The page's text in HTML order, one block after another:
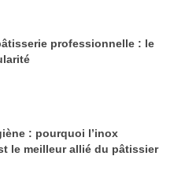
professionnelle : le
: pourquoi l’inox
le meilleur allié du pâtissier